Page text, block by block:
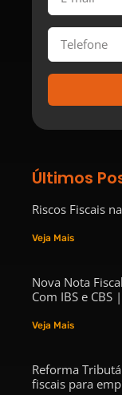
Últimos
Riscos Fiscais
Veja Mais
Nova Nota
Com IBS e
Veja Mais
Reforma
fiscais para